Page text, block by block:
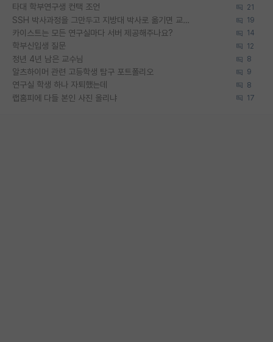
타대 학부연구생 컨택 조언 21
SSH 박사과정을 그만두고 지방대 박사로 옮기면 교수의 꿈은 끝일까요? 19
카이스트는 모든 연구실마다 서버 제공해주나요? 14
학부신입생 질문 12
정년 4년 남은 교수님 8
알츠하이머 관련 고등학생 탐구 포트폴리오 9
연구실 학생 하나 자퇴했는데 8
랩홈피에 다들 본인 사진 올리냐 17